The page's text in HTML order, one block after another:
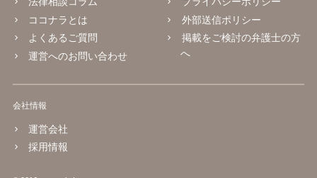
ココナラとは
よくあるご質問
運営へのお問い合わせ
外部送信ポリシー
掲載をご検討の弁護士の方
へ
会社情報
運営会社
採用情報